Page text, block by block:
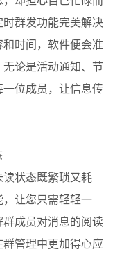
群发功能完美解决
时间，软件便会准
论是活动通知、节
一位成员，让信息传
状态既繁琐又耗
，让您只需轻轻一
成员对消息的阅读
管理中更加得心应